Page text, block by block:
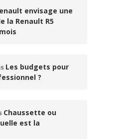
envisage une
la Renault R5
Les budgets pour
?
Chaussette ou
est la